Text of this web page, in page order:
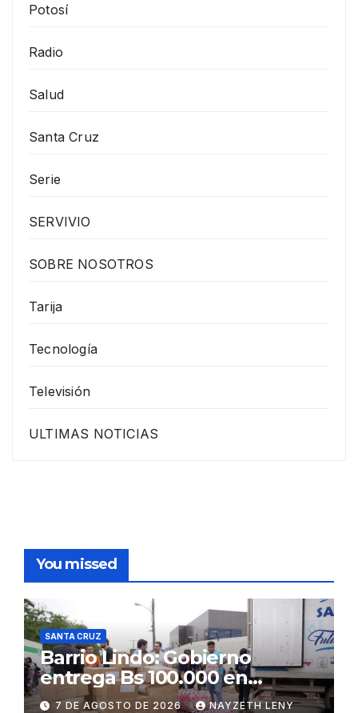
Potosí
Radio
Salud
Santa Cruz
Serie
SERVIVIO
SOBRE NOSOTROS
Tarija
Tecnología
Televisión
ULTIMAS NOTICIAS
You missed
SANTA CRUZ
Barrio Lindo: Gobierno
entrega Bs 100.000 en
insumos para afectados
7 DE AGOSTO DE 2026 NAYZETH LENY